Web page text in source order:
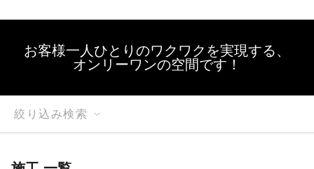
お客様一人ひとりのワクワクを実現する、
オンリーワンの空間です！
絞り込み検索